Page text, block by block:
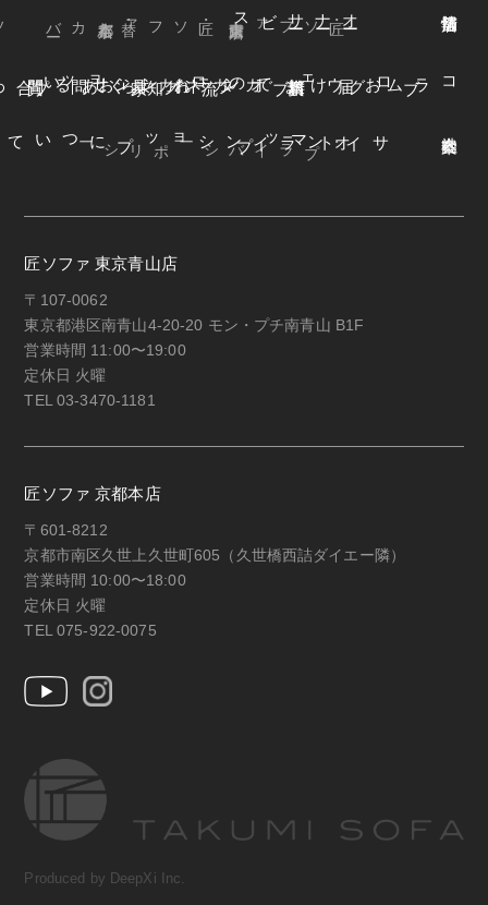
オーナーサー
ビス
ー
コラム
ブログ
お届けまでの流れ
ウェブカタログ
オンラインショップ お知らせ
オンラインショップについて
匠ソファ 東京青山店
〒107-0062
東京都港区南青山4-20-20 モン・プチ南青山 B1F
営業時間 11:00〜19:00
定休日 火曜
TEL 03-3470-1181
匠ソファ 京都本店
〒601-8212
京都市南区久世上久世町605（久世橋西詰ダイエー隣）
営業時間 10:00〜18:00
定休日 火曜
TEL 075-922-0075
Produced by DeepXi Inc.